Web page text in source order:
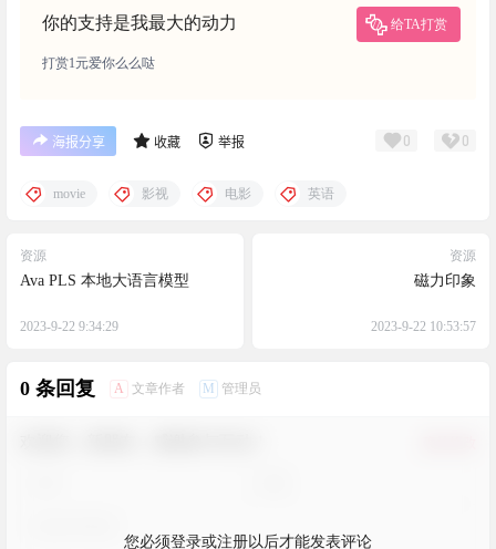
你的支持是我最大的动力 给TA打赏
打赏1元爱你么么哒
海报分享 收藏 举报 0 0
movie 影视 电影 英语
资源
Ava PLS 本地大语言模型
2023-9-22 9:34:29
资源
磁力印象
2023-9-22 10:53:57
0 条回复 A 文章作者 M 管理员
您必须登录或注册以后才能发表评论